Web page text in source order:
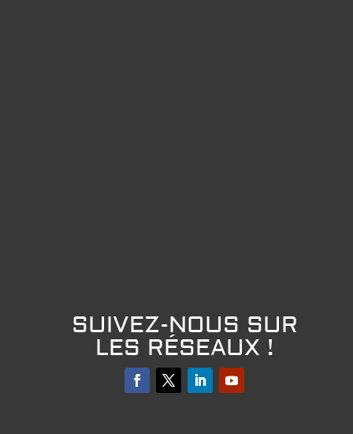
SUIVEZ-NOUS SUR
LES RÉSEAUX !